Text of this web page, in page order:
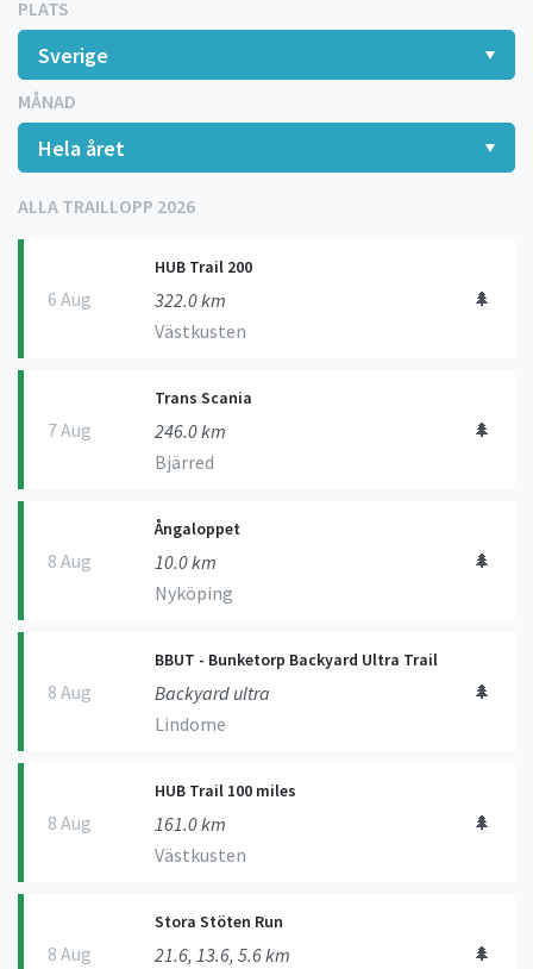
PLATS
MÅNAD
ALLA TRAILLOPP 2026
6 Aug
HUB Trail 200
322.0 km
Västkusten
🌲
7 Aug
Trans Scania
246.0 km
Bjärred
🌲
8 Aug
Ångaloppet
10.0 km
Nyköping
🌲
8 Aug
BBUT - Bunketorp Backyard Ultra Trail
Backyard ultra
Lindome
🌲
8 Aug
HUB Trail 100 miles
161.0 km
Västkusten
🌲
8 Aug
Stora Stöten Run
21.6, 13.6, 5.6 km
🌲